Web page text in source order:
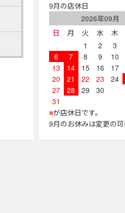
9月の店休日
2026年09月
日
月 火 水 木
1
2 3
6
7 8 9 10
13
14 15 16 17
20
21 22 23 24
27
28 29
30
31
■が店休日です。
9月のお休みは変更の可